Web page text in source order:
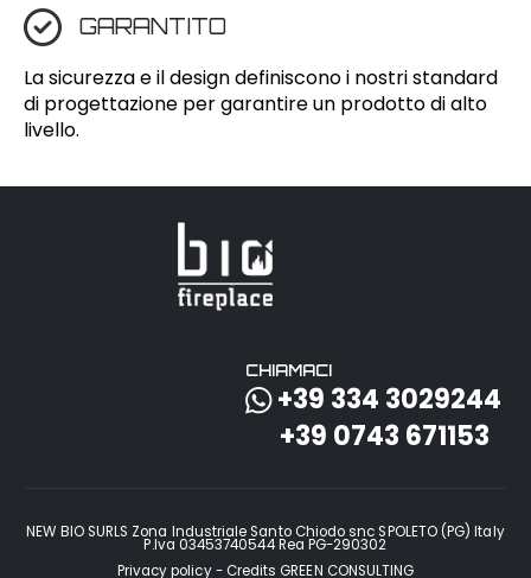
GARANTITO
La sicurezza e il design definiscono i nostri standard
di progettazione per garantire un prodotto di alto
livello.
CHIAMACI
+39 334 3029244
+39 0743 671153
NEW BIO SURLS Zona Industriale Santo Chiodo snc SPOLETO (PG) Italy
P.Iva 03453740544 Rea PG-290302
Privacy policy - CreditsGREEN CONSULTING